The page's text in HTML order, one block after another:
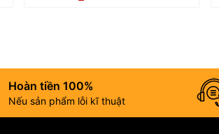
SFC-BK
Hoàn tiền 100%
Nếu sản phẩm lỗi kĩ thuật